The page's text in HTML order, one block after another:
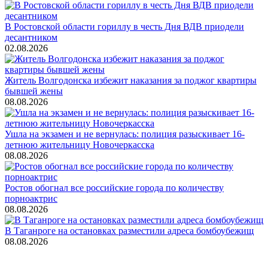
В Ростовской области гориллу в честь Дня ВДВ приодели
десантником
02.08.2026
Житель Волгодонска избежит наказания за поджог квартиры
бывшей жены
08.08.2026
Ушла на экзамен и не вернулась: полиция разыскивает 16-
летнюю жительницу Новочеркасска
08.08.2026
Ростов обогнал все российские города по количеству
порноактрис
08.08.2026
В Таганроге на остановках разместили адреса бомбоубежищ
08.08.2026